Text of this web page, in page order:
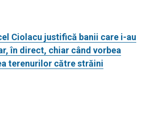
Ciolacu justifică banii care i-au
în direct, chiar când vorbea
terenurilor către străini